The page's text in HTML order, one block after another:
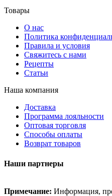
Товары
О нас
Политика
Правила и условия
Свяжитесь с нами
Рецепты
Статьи
Наша компания
Доставка
Программа лояльности
Оптовая торговля
Способы оплаты
Возврат товаров
Наши партнеры
Примечание: Информация,